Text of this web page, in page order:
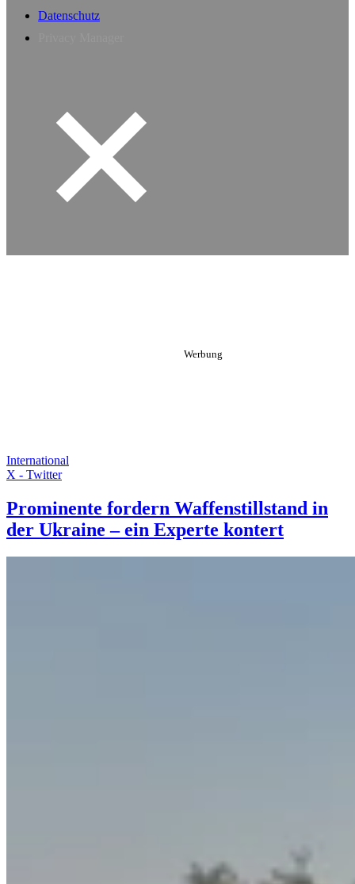
Datenschutz
International
X - Twitter
Prominente fordern Waffenstillstand in
der Ukraine – ein Experte kontert